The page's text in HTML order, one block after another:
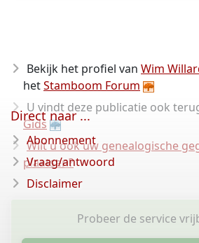
Bekijk het profiel van Wim
hetStamboom Forum
U vindt deze publicatie ook
Gids
Wilt u ook uw genealogische
plaatsen?
Probeer de service
Direct naar ...
Abonnement
Vraag/antwoord
Disclaimer